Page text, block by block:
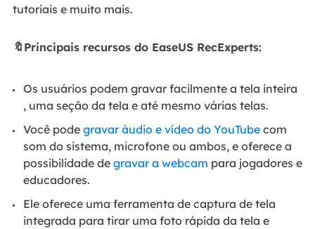
tutoriais e muito mais.
🔖Principais recursos do EaseUS RecExperts:
Os usuários podem gravar facilmente a tela inteira
, uma seção da tela e até mesmo várias telas.
Você pode gravar áudio e vídeo do YouTubecom
som do sistema, microfone ou ambos, e oferece a
possibilidade de gravar a webcam para jogadores e
educadores.
Ele oferece uma ferramenta de captura de tela
integrada para tirar uma foto rápida da tela e